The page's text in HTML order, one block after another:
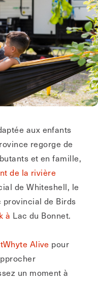
aux enfants
regorge de
et en famille,
de la rivière
de Whiteshell, le
provincial de Birds
à Lac du Bonnet.
Alive pour
un moment à